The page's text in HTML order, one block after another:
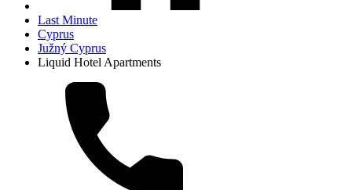
Last Minute
Cyprus
Južný Cyprus
Liquid Hotel Apartments